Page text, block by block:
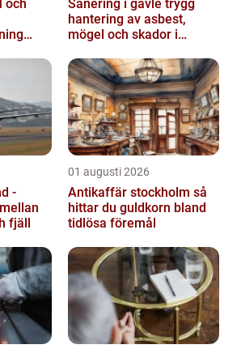
och
Sanering i gävle trygg
hantering av asbest,
mögel och skador i
-
fjäll
01 augusti 2026
Antikaffär stockholm så
hittar du guldkorn bland
tidlösa föremål